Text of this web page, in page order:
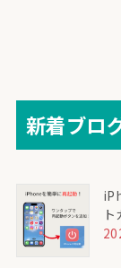
新着ブロ